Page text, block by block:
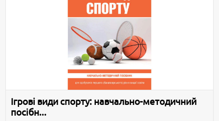
Ігрові види спорту: навчально-методичний
посібн...